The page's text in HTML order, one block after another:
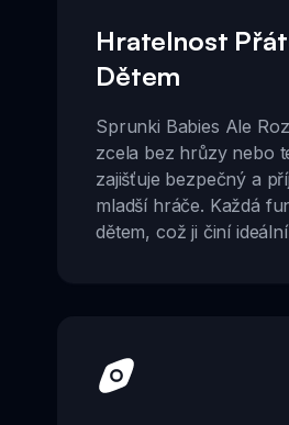
Hratelnost
Dětem
Sprunki Babies Ale
zcela bez hrůzy nebo
zajišťuje bezpečný a
mladší hráče. Každá
dětem, což ji činí